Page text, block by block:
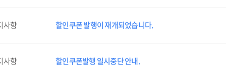
사항 할인쿠폰 발행이 재개되었습니다.
사항 할인쿠폰발행 일시중단 안내.